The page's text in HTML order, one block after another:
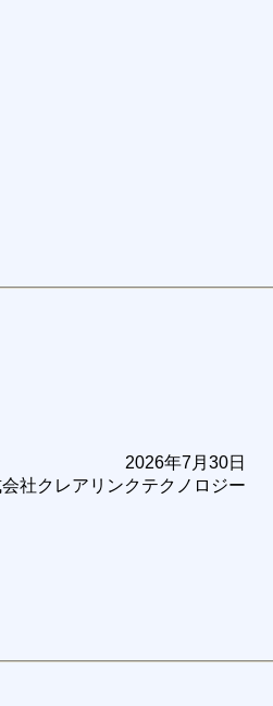
2026年7月30日
社クレアリンクテクノロジー